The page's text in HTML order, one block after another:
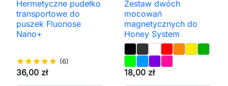
Hermetyczne pudełko
transportowe do
puszek Fluonose
Nano+
starstarstarstarstar (6)
36,00 zł
Zestaw dwóch
mocowań
magnetycznych do
Honey System
18,00 zł